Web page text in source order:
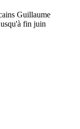
Guillaume
fin juin